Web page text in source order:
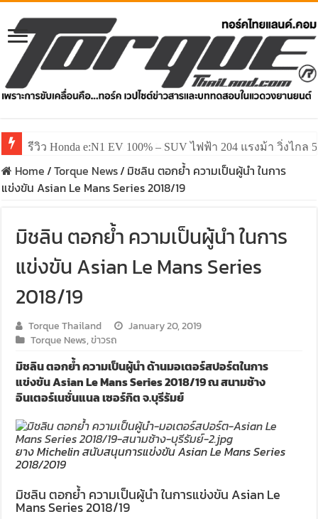
รีวิว ลองขับ All New GWM HAVAL H6 ปรับโฉมหน้าใหม่
Home/Torque News/ มิชลิน ตอกย้ำ ความเป็นผู้นำ ในการ
แข่งขัน Asian Le Mans Series 2018/19
มิชลิน ตอกย้ำ ความเป็นผู้นำ ในการ
แข่งขัน Asian Le Mans Series
2018/19
Torque Thailand
January 20, 2019
Torque News,ข่าวรถ
มิชลิน ตอกย้ำ ความเป็นผู้นำ ด้านมอเตอร์สปอร์ตในการ
แข่งขัน Asian Le Mans Series 2018/19 ณ สนามช้าง
อินเตอร์เนชั่นแนล เซอร์กิต จ.บุรีรัมย์
ยาง Michelin สนับสนุนการแข่งขัน Asian Le Mans Series
2018/2019
มิชลิน ตอกย้ำ ความเป็นผู้นำ ในการแข่งขัน Asian Le
Mans Series 2018/19